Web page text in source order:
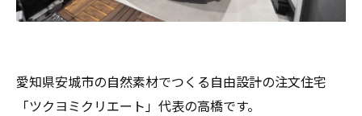
愛知県安城市の自然素材でつくる自由設計の注文住宅
「ツクヨミクリエート」代表の高橋です。